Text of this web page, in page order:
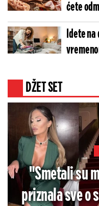
ćete
Idete
DŽET SET
"Smetali su
priznala sve o